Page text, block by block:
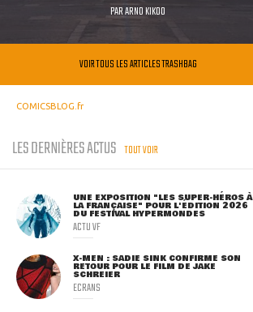
PARARNO KIKOO
VOIR TOUS LES ARTICLES TRASHBAG
COMICSBLOG.fr
LES DERNIÈRES ACTUS TOUT VOIR
UNE EXPOSITION "LES SUPER-HÉROS À
LA FRANÇAISE" POUR L'ÉDITION 2026
DU FESTIVAL HYPERMONDES
ACTU VF
X-MEN : SADIE SINK CONFIRME SON
RETOUR POUR LE FILM DE JAKE
SCHREIER
ECRANS